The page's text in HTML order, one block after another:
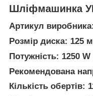
Шліфмашинка
Артикул
Розмір диска: 125
Потужність: 1250 W
Рекомендована
Кількість обертів: